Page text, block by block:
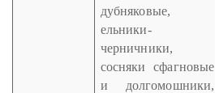
дубняковые,
ельники-
черничники,
сосняки сфагновые
и долгомошники,